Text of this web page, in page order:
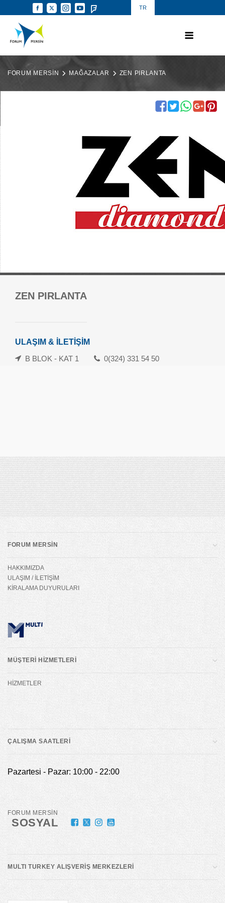
TR
FORUM MERSİN MAĞAZALAR ZEN PIRLANTA
ZEN PIRLANTA
ULAŞIM & İLETİŞİM
B BLOK - KAT 1
0(324) 331 54 50
Forum Mersin Alışveriş Merkezi
İletişim: 0324 239 10 70
Havamaş Servis Saatleri
FORUM MERSİN
HAKKIMIZDA
ULAŞIM / İLETİŞİM
KİRALAMA DUYURULARI
MÜŞTERİ HİZMETLERİ
HİZMETLER
ÇALIŞMA SAATLERİ
Pazartesi - Pazar: 10:00 - 22:00
FORUM MERSİN
SOSYAL
MULTI TURKEY ALIŞVERİŞ MERKEZLERİ